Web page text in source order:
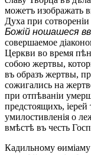
можетъ изображать
Духа при
Божій ношашеся
совершаемое
Церкви во время
собою жертвы,
въ образъ жертвы,
сожигались на
при отпѣваніи
предстоящихъ,
умилостивленія о
вмѣстѣ въ честь
Кадильному ѳиміаму